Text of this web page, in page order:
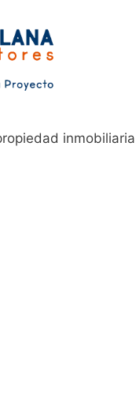
inmobiliaria